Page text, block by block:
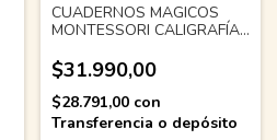
CUADERNOS MAGICOS
MONTESSORI CALIGRAFÍA
$31.990,00
$28.791,00 con
Transferencia o depósito